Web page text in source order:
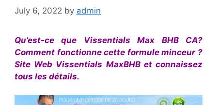
July 6, 2022 by admin
Qu’est-ce que Vissentials Max BHB CA?
Comment fonctionne cette formule minceur ?
Site Web Vissentials MaxBHB et connaissez
tous les détails.